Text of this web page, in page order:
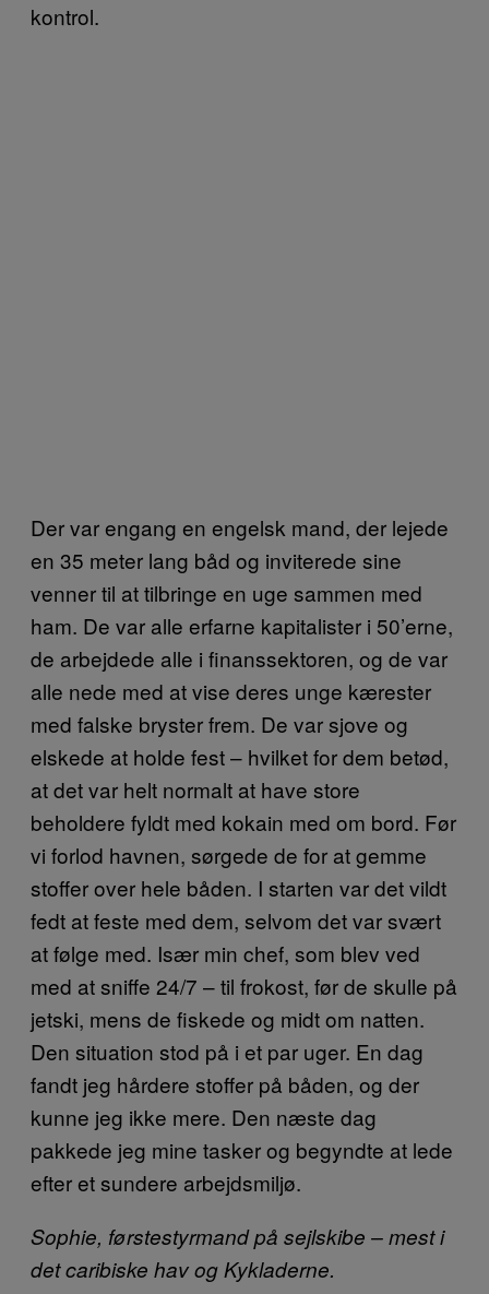
kontrol.
Der var engang en engelsk mand, der lejede
en 35 meter lang båd og inviterede sine
venner til at tilbringe en uge sammen med
ham. De var alle erfarne kapitalister i 50’erne,
de arbejdede alle i finanssektoren, og de var
alle nede med at vise deres unge kærester
med falske bryster frem. De var sjove og
elskede at holde fest – hvilket for dem betød,
at det var helt normalt at have store
beholdere fyldt med kokain med om bord. Før
vi forlod havnen, sørgede de for at gemme
stoffer over hele båden. I starten var det vildt
fedt at feste med dem, selvom det var svært
at følge med. Især min chef, som blev ved
med at sniffe 24/7 – til frokost, før de skulle på
jetski, mens de fiskede og midt om natten.
Den situation stod på i et par uger. En dag
fandt jeg hårdere stoffer på båden, og der
kunne jeg ikke mere. Den næste dag
pakkede jeg mine tasker og begyndte at lede
efter et sundere arbejdsmiljø.
Sophie, førstestyrmand på sejlskibe – mest i
det caribiske hav og Kykladerne.